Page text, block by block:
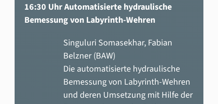
16:30 Uhr Automatisierte hydraulische
Bemessung von Labyrinth-Wehren
Singuluri Somasekhar, Fabian
Belzner (BAW)
Die automatisierte hydraulische
Bemessung von Labyrinth-Wehren
und deren Umsetzung mit Hilfe der